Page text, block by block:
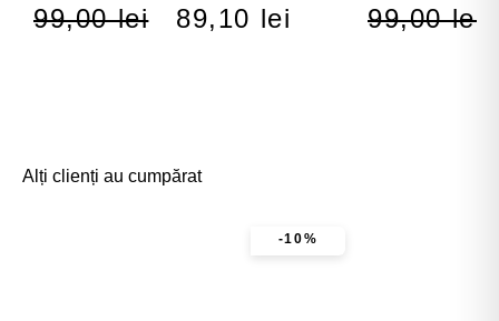
99,00 lei 89,10 lei 99,00 lei
Alți clienți au cumpărat
-10%